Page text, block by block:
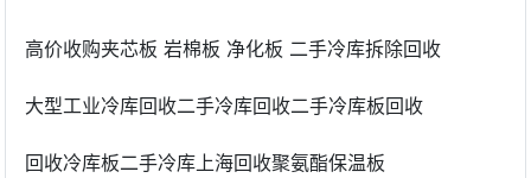
高价收购夹芯板 岩棉板 净化板 二手冷库拆除回收
大型工业冷库回收二手冷库回收二手冷库板回收
回收冷库板二手冷库上海回收聚氨酯保温板